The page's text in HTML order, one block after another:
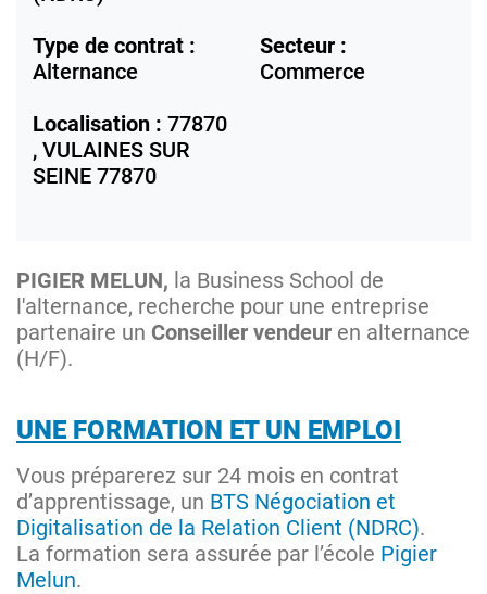
Type de contrat :
Alternance
Secteur :
Commerce
Localisation : 77870
, VULAINES SUR
SEINE 77870
PIGIER MELUN, la Business School de
l'alternance, recherche pour une entreprise
partenaire un Conseiller vendeur en alternance
(H/F).
UNE FORMATION ET UN EMPLOI
Vous préparerez sur 24 mois en contrat
d’apprentissage, un BTS Négociation et
Digitalisation de la Relation Client (NDRC).
La formation sera assurée par l’école Pigier
Melun.